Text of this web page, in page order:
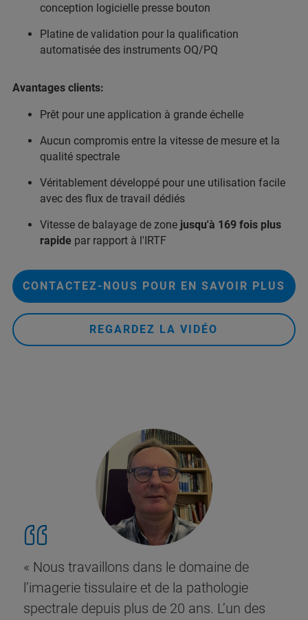
conception logicielle presse bouton
Platine de validation pour la qualification
automatisée des instruments OQ/PQ
Avantages clients:
Prêt pour une application à grande échelle
Aucun compromis entre la vitesse de mesure et la
qualité spectrale
Véritablement développé pour une utilisation facile
avec des flux de travail dédiés
Vitesse de balayage de zone jusqu'à 169 fois plus
rapide par rapport à l'IRTF
CONTACTEZ-NOUS POUR EN SAVOIR PLUS
REGARDEZ LA VIDÉO
« Nous travaillons dans le domaine de
l’imagerie tissulaire et de la pathologie
spectrale depuis plus de 20 ans. L’un des